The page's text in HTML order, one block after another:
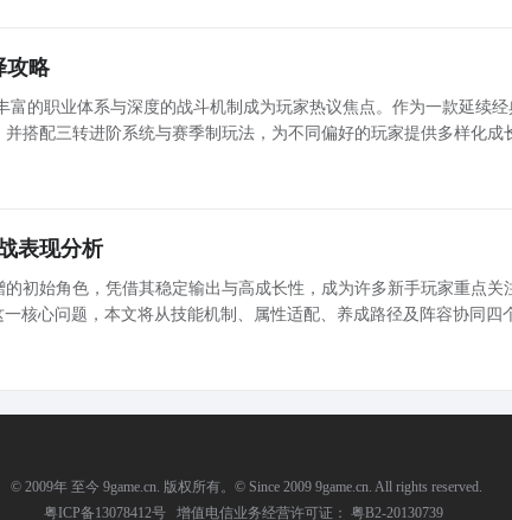
攻略
富的职业体系与深度的战斗机制成为玩家热议焦点。作为一款延续经
搭配三转进阶系统与赛季制玩法，为不同偏好的玩家提供多样化成
表现分析
的初始角色，凭借其稳定输出与高成长性，成为许多新手玩家重点关
核心问题，本文将从技能机制、属性适配、养成路径及阵容协同四
© 2009年 至今 9game.cn. 版权所有。© Since 2009 9game.cn. All rights reserved.
粤ICP备13078412号
增值电信业务经营许可证： 粤B2-20130739